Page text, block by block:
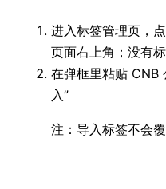
进入标签管理页，
页面右上角；没有
在弹框里粘贴 CNB
入”
注：导入标签不会